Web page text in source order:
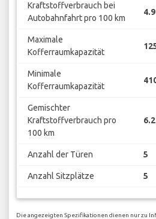
Kraftstoffverbrauch bei
Autobahnfahrt pro 100 km
Maximale
Kofferraumkapazität
Minimale
Kofferraumkapazität
Gemischter
Kraftstoffverbrauch pro
100 km
Anzahl der Türen 5
Anzahl Sitzplätze 5
Die angezeigten Spezifikationen dienen nur zu